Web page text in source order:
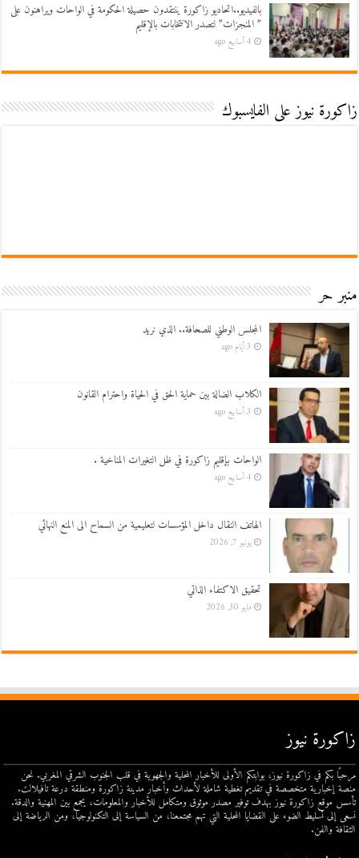
بالفيديو..اتحاديو زاكورة ينتقدون حصيلة الحكومة في الواحات ويراهنون على
” المنجزات” لتصدر الانتخابات بالإقليم
4 أسابيع ago
زاكورة نيوز على الفايسبوك
منبر حر
المجلس الوطني للصحافة.. الذي نريد
3 أيام ago
الكلاب الضالة بين حماية الحق في الحياة واحترام القانون
3 أسابيع ago
الواحات بإقليم زاكورة في ظل التغيرات المناخية .
4 أسابيع ago
الهاتف النقال داخل المؤسسات لتعليمية من السماح الى المنع النهائي
يونيو 7, 2026
تحقيق الاكتفاء الذاتي
مايو 30, 2026
زاكورة نيوز
مرحبًا بكم في زاكورة نيوز، بوابتكم الأولى للأخبار المحلية والجهوية في قلب الجنوب الشرقي المغربي. نحن
منصة إخبارية متخصصة في تقديم تغطية شاملة لأحداث وأخبار مدينة زاكورة ومنطقة درعة تافيلالت.
تأسس موقع زاكورة نيوز بهدف توفير مصدر موثوق ومتكامل للأخبار والمعلومات، يجمع بين المهنية والدقة.
نسعى إلى تسليط الضوء على القضايا المحلية التي تهم مجتمعنا، من السياسة إلى التكنولوجيا، ومن الرياضة إلى
الثقافة والفن.